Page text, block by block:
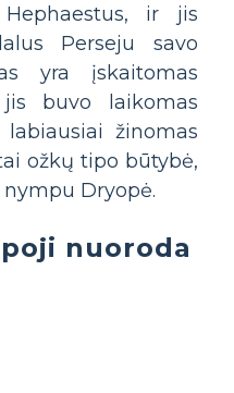
ir jis
Perseju savo
yra įskaitomas
buvo laikomas
žinomas
ožkų tipo būtybė,
Dryopė.
nuoroda